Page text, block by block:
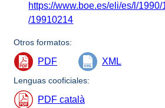
https://www.boe.es/eli/es/l/
/19910214
Otros formatos:
PDF XML
Lenguas cooficiales:
PDF català